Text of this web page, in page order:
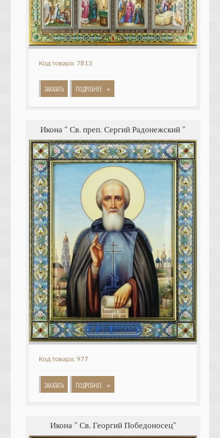
Код товара: 7813
ЗАКАЗАТЬ ПОДРОБНЕЕ »
Икона " Св. преп. Сергий Радонежский "
Код товара: 977
ЗАКАЗАТЬ ПОДРОБНЕЕ »
Икона " Св. Георгий Победоносец"